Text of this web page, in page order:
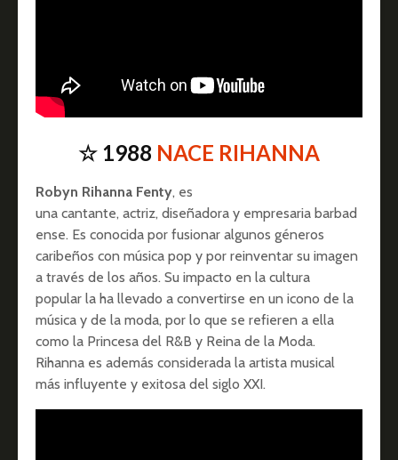
☆ 1988 NACE RIHANNA
Robyn Rihanna Fenty, es
una cantante, actriz, diseñadora y empresaria barbad
ense. Es conocida por fusionar algunos géneros
caribeños con música pop y por reinventar su imagen
a través de los años. Su impacto en la cultura
popular la ha llevado a convertirse en un icono de la
música y de la moda, por lo que se refieren a ella
como la Princesa del R&B y Reina de la Moda.​
Rihanna es además considerada la artista musical
más influyente y exitosa del siglo XXI.